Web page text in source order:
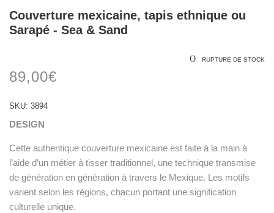
Couverture mexicaine, tapis ethnique ou
Sarapé - Sea & Sand
RUPTURE DE STOCK
89,00€
SKU: 3894
DESIGN
Cette authentique couverture mexicaine est faite à la main à
l’aide d’un métier à tisser traditionnel, une technique transmise
de génération en génération à travers le Mexique. Les motifs
varient selon les régions, chacun portant une signification
culturelle unique.